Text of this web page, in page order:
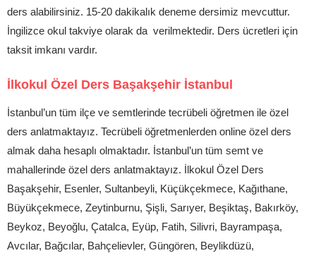
ders alabilirsiniz. 15-20 dakikalık deneme dersimiz mevcuttur.
İngilizce okul takviye olarak da verilmektedir. Ders ücretleri için
taksit imkanı vardır.
İlkokul Özel Ders Başakşehir İstanbul
İstanbul’un tüm ilçe ve semtlerinde tecrübeli öğretmen ile özel
ders anlatmaktayız. Tecrübeli öğretmenlerden online özel ders
almak daha hesaplı olmaktadır. İstanbul’un tüm semt ve
mahallerinde özel ders anlatmaktayız. İlkokul Özel Ders
Başakşehir, Esenler, Sultanbeyli, Küçükçekmece, Kağıthane,
Büyükçekmece, Zeytinburnu, Şişli, Sarıyer, Beşiktaş, Bakırköy,
Beykoz, Beyoğlu, Çatalca, Eyüp, Fatih, Silivri, Bayrampaşa,
Avcılar, Bağcılar, Bahçelievler, Güngören, Beylikdüzü,